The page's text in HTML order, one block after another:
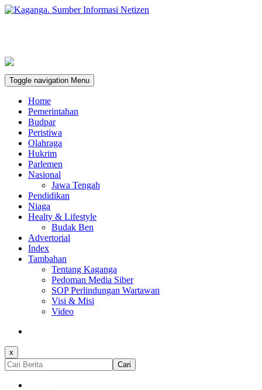
Toggle navigation Menu
Home
Pemerintahan
Budpar
Peristiwa
Olahraga
Hukrim
Parlemen
Nasional
Jawa Tengah
Pendidikan
Niaga
Healty & Lifestyle
Budak Ben
Advertorial
Index
Tambahan
Tentang Kaganga
Pedoman Media Siber
SOP Perlindungan Wartawan
Visi & Misi
Video
x
Cari